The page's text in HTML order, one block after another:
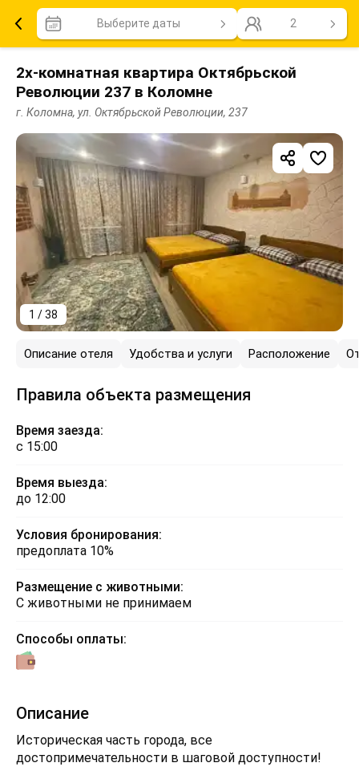
Выберите даты 2
2х-комнатная квартира Октябрьской
Революции 237 в Коломне
г. Коломна, ул. Октябрьской Революции, 237
1 / 38
Описание отеля Удобства и услуги Расположение
Правила объекта размещения
Время заезда:
с 15:00
Время выезда:
до 12:00
Условия бронирования:
предоплата 10%
Размещение с животными:
С животными не принимаем
Способы оплаты:
Описание
Историческая часть города, все
достопримечательности в шаговой доступности!